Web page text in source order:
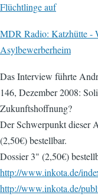
Flüchtlinge auf
MDR Radio: Katzhütte -
Asylbewerberheim
Das Interview führte
146, Dezember 2008:
Zukunftshoffnung?
Der Schwerpunkt dieser
(2,50€) bestellbar.
Dossier 3" (2,50€)
http://www.inkota.de/
http://www.inkota.de/